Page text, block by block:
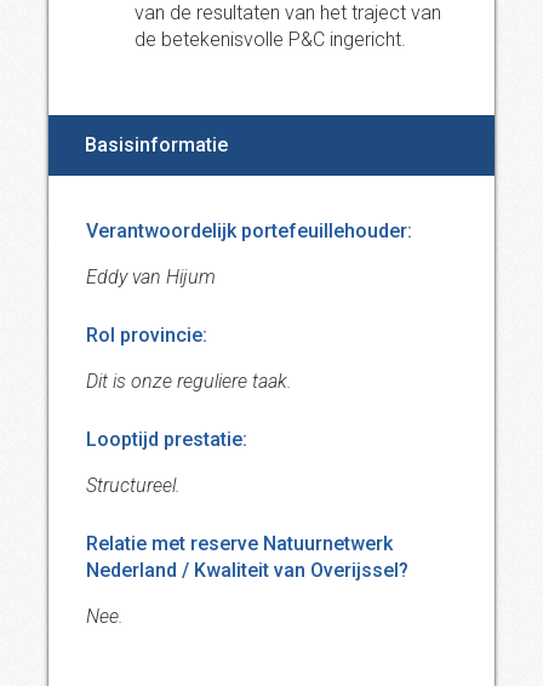
van de resultaten van het traject van
de betekenisvolle P&C ingericht.
Basisinformatie
Verantwoordelijk portefeuillehouder:
Eddy van Hijum
Rol provincie:
Dit is onze reguliere taak.
Looptijd prestatie:
Structureel.
Relatie met reserve Natuurnetwerk
Nederland / Kwaliteit van Overijssel?
Nee.